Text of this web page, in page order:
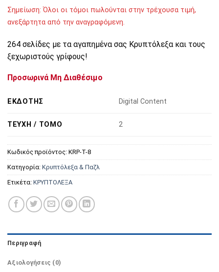
Σημείωση: Όλοι οι τόμοι πωλούνται στην τρέχουσα τιμή,
ανεξάρτητα από την αναγραφόμενη.
264 σελίδες με τα αγαπημένα σας Κρυπτόλεξα και τους
ξεχωριστούς γρίφους!
Προσωρινά Μη Διαθέσιμο
ΕΚΔΌΤΗΣ Digital Content
ΤΕΎΧΗ / ΤΌΜΟ 2
Κωδικός προϊόντος: KRP-T-8
Κατηγορία: Κρυπτόλεξα & Παζλ
Ετικέτα: ΚΡΥΠΤΟΛΕΞΑ
Περιγραφή
Αξιολογήσεις (0)